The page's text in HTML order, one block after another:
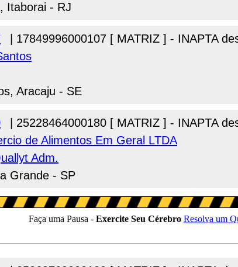
Itaborai - RJ
| 17849996000107 [ MATRIZ ] - INAPTA
Aracaju - SE
| 25228464000180 [ MATRIZ ] - INAPTA
de Alimentos Em Geral LTDA
Adm.
Grande - SP